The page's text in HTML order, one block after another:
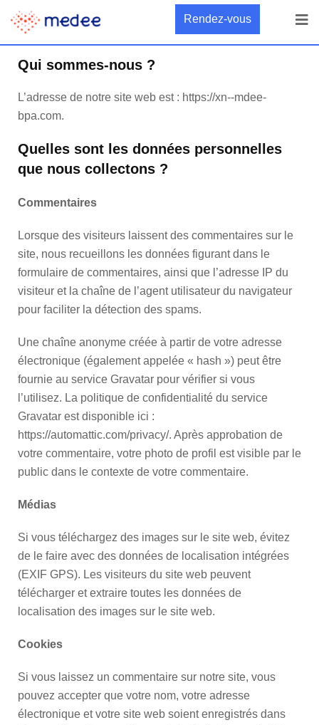
Rendez-vous
Politique de confidentialité
Qui sommes-nous ?
L’adresse de notre site web est : https://xn--mdee-
bpa.com.
Quelles sont les données personnelles
que nous collectons ?
Commentaires
Lorsque des visiteurs laissent des commentaires sur le
site, nous recueillons les données figurant dans le
formulaire de commentaires, ainsi que l’adresse IP du
visiteur et la chaîne de l’agent utilisateur du navigateur
pour faciliter la détection des spams.
Une chaîne anonyme créée à partir de votre adresse
électronique (également appelée « hash ») peut être
fournie au service Gravatar pour vérifier si vous
l’utilisez. La politique de confidentialité du service
Gravatar est disponible ici :
https://automattic.com/privacy/. Après approbation de
votre commentaire, votre photo de profil est visible par le
public dans le contexte de votre commentaire.
Médias
Si vous téléchargez des images sur le site web, évitez
de le faire avec des données de localisation intégrées
(EXIF GPS). Les visiteurs du site web peuvent
télécharger et extraire toutes les données de
localisation des images sur le site web.
Cookies
Si vous laissez un commentaire sur notre site, vous
pouvez accepter que votre nom, votre adresse
électronique et votre site web soient enregistrés dans